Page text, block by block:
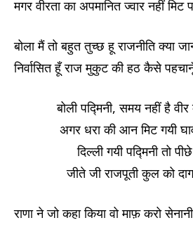
मगर वीरता का अपमानित ज्वार नहीं मिट
बोला मैं तो बहुत तुच्छ हू राजनीति क्या
निर्वासित हूँ राज मुकुट की हठ कैसे
बोली पद्मिनी, समय नहीं है
अगर धरा की आन मिट गयी
दिल्ली गयी पद्मिनी तो
जीते जी राजपूती कुल को
राणा ने जो कहा किया वो माफ़ करो सेनानी